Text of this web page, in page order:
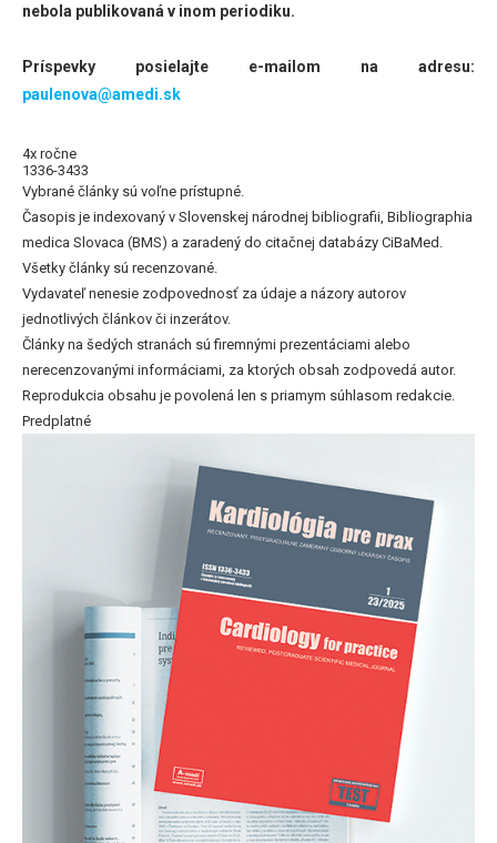
nebola publikovaná v inom periodiku.
Príspevky posielajte e-mailom na adresu:
paulenova@amedi.sk
4x ročne
1336-3433
Vybrané články sú voľne prístupné.
Časopis je indexovaný v Slovenskej národnej bibliografii, Bibliographia
medica Slovaca (BMS) a zaradený do citačnej databázy CiBaMed.
Všetky články sú recenzované.
Vydavateľ nenesie zodpovednosť za údaje a názory autorov
jednotlivých článkov či inzerátov.
Články na šedých stranách sú firemnými prezentáciami alebo
nerecenzovanými informáciami, za ktorých obsah zodpovedá autor.
Reprodukcia obsahu je povolená len s priamym súhlasom redakcie.
Predplatné